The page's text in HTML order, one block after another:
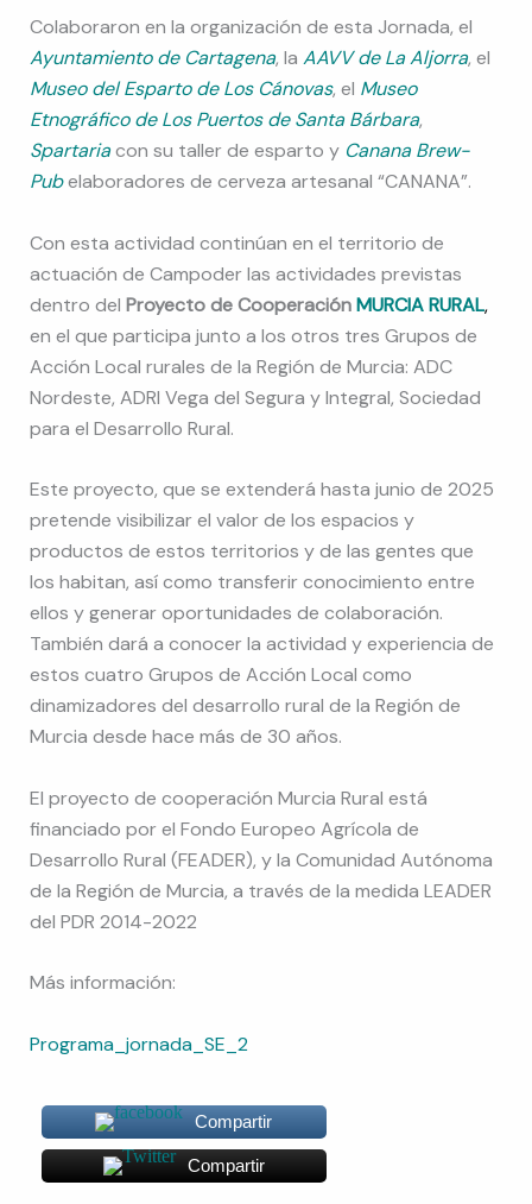
Colaboraron en la organización de esta Jornada, el
Ayuntamiento de Cartagena, la AAVV de La Aljorra, el
Museo del Esparto de Los Cánovas, el Museo
Etnográfico de Los Puertos de Santa Bárbara,
Spartariacon su taller de esparto y Canana Brew-
Pubelaboradores de cerveza artesanal “CANANA”.
Con esta actividad continúan en el territorio de
actuación de Campoder las actividades previstas
dentro del Proyecto de CooperaciónMURCIA RURAL,
en el que participa junto a los otros tres Grupos de
Acción Local rurales de la Región de Murcia: ADC
Nordeste, ADRI Vega del Segura y Integral, Sociedad
para el Desarrollo Rural.
Este proyecto, que se extenderá hasta junio de 2025
pretende visibilizar el valor de los espacios y
productos de estos territorios y de las gentes que
los habitan, así como transferir conocimiento entre
ellos y generar oportunidades de colaboración.
También dará a conocer la actividad y experiencia de
estos cuatro Grupos de Acción Local como
dinamizadores del desarrollo rural de la Región de
Murcia desde hace más de 30 años.
El proyecto de cooperación Murcia Rural está
financiado por el Fondo Europeo Agrícola de
Desarrollo Rural (FEADER), y la Comunidad Autónoma
de la Región de Murcia, a través de la medida LEADER
del PDR 2014-2022
Más información:
Programa_jornada_SE_2
Compartir
Compartir